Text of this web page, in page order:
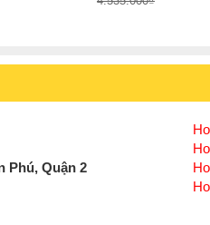
Phú, Quận 2